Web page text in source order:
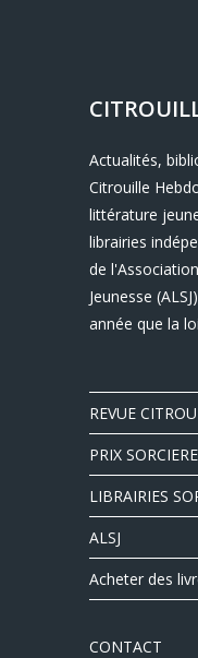
Actualités,
Citrouille
littérature
librairies
de
Jeunesse
année que la
REVUE
PRIX
LIBRAIRIES
ALSJ
Acheter des
CONTACT